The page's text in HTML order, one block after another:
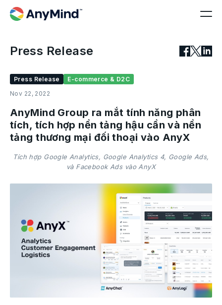
Press Release
Press Release
E-commerce & D2C
Nov 22, 2022
AnyMind Group ra mắt tính năng phân
tích, tích hợp nền tảng hậu cần và nền
tảng thương mại đối thoại vào AnyX
Tích hợp Google Analytics, Google Analytics 4, Google Ads,
và Facebook Ads vào AnyX